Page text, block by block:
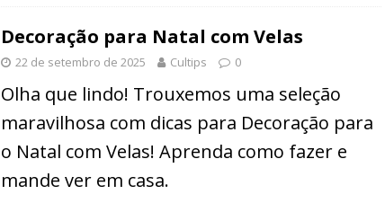
Decoração para Natal com Velas
22 de setembro de 2025 Cultips 0
Olha que lindo! Trouxemos uma seleção
maravilhosa com dicas para Decoração para
o Natal com Velas! Aprenda como fazer e
mande ver em casa.